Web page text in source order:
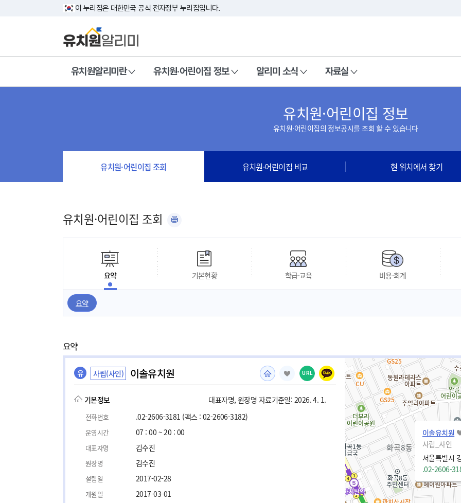
이 누리집은 대한민국 공식 전자정부 누리집입니다.
유치원알리미란 유치원·어린이집 정보 알리미 소식 자료실
유치원·어린이집 정보
유치원·어린이집의 정보공시를 조회 할 수 있습니다
유치원·어린이집 조회 유치원·어린이집 비교 현 위치에서 찾기
유치원·어린이집 조회
요약 기본현황 학급·교육 비용·회계
요약
요약
유 사립(사인) 이솔유치원 URL
기본정보 대표자명, 원장명 자료기준일: 2026. 4. 1.
전화번호 .02-2606-3181 (팩스 : 02-2606-3182)
운영시간 07 : 00 ~ 20 : 00
대표자명 김수진
원장명 김수진
설립일 2017-02-28
개원일 2017-03-01
이솔유치원
사립_사인
서울특별시
.02-2606-